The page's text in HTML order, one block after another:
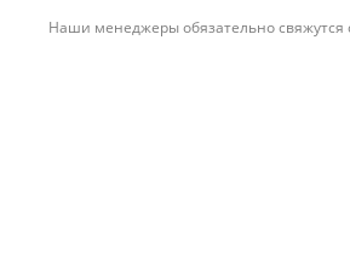
Наши менеджеры обязательно свяжутся